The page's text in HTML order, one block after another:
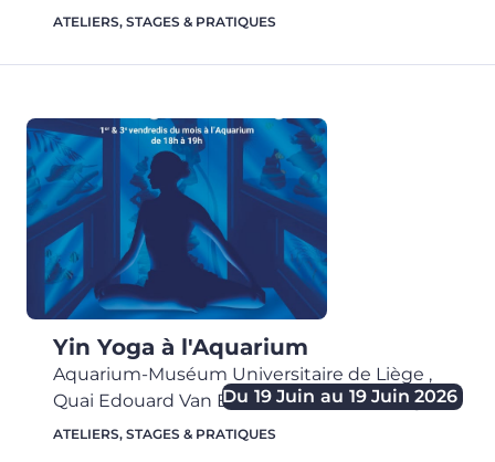
ATELIERS, STAGES & PRATIQUES
Yin Yoga à l'Aquarium
Du 19 Juin au 19 Juin 2026
Aquarium-Muséum Universitaire de Liège ,
Quai Edouard Van Beneden, 22,4020Liège
ATELIERS, STAGES & PRATIQUES